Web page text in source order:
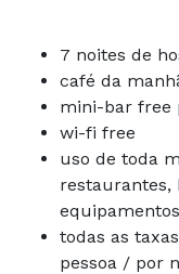
7 noites de
café da
mini-bar free
wi-fi free
uso de toda
restaurantes,
todas as
pessoa / por